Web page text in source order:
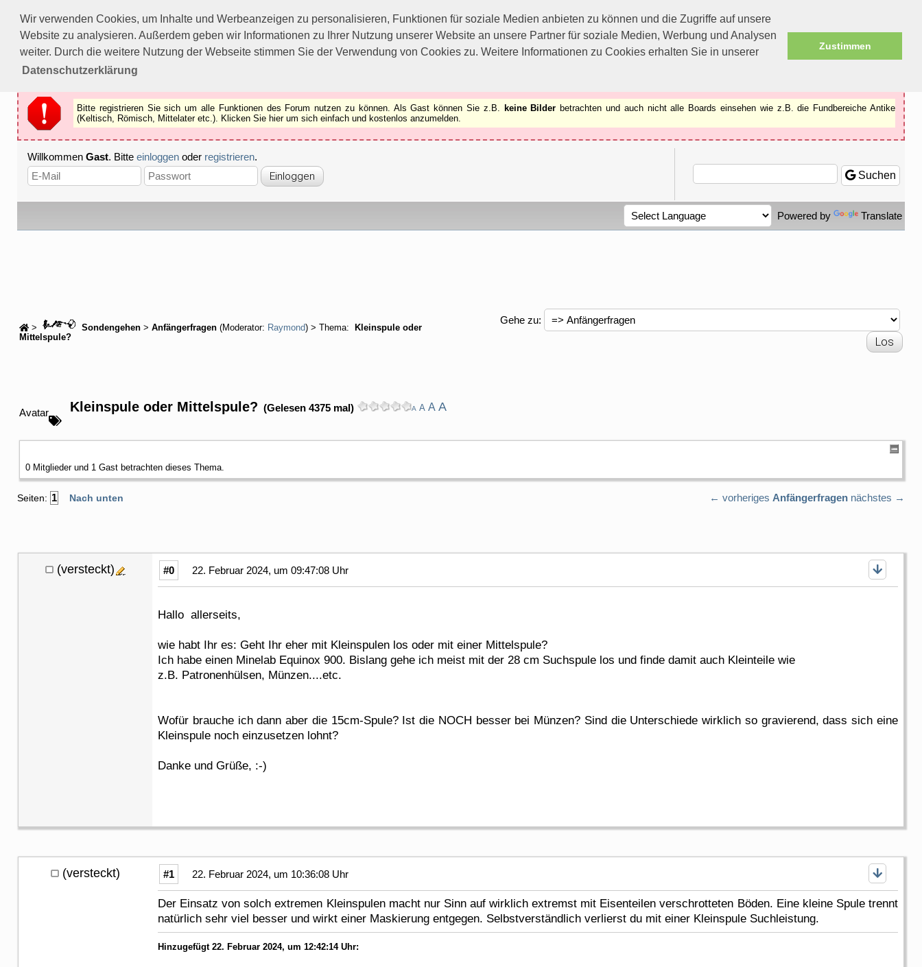
Wir verwenden Cookies, um Inhalte und Werbeanzeigen zu personalisieren, Funktionen für soziale Medien anbieten zu können und die Zugriffe auf unsere
Website zu analysieren. Außerdem geben wir Informationen zu Ihrer Nutzung unserer Website an unsere Partner für soziale Medien, Werbung und Analysen
weiter. Durch die weitere Nutzung der Webseite stimmen Sie der Verwendung von Cookies zu. Weitere Informationen zu Cookies erhalten Sie in unserer
Datenschutzerklärung
Zustimmen
Bitte registrieren Sie sich um alle Funktionen des Forums nutzen zu können.
Als Gast können Sie z.B.keine Bilderbetrachten.
Registrieren
Schliessen
Bitte registrieren Sie sich um alle Funktionen des Forum nutzen zu können. Als Gast können Sie z.B. keine Bilder betrachten und auch nicht alle Boards einsehen wie z.B. die Fundbereiche Antike
(Keltisch, Römisch, Mittelater etc.). Klicken Sie hier um sich einfach und kostenlos anzumelden.
Willkommen Gast. Bitte einloggen oder registrieren.
Suchen
Powered by Translate
> Sondengehen > Anfängerfragen (Moderator: Raymond) > Thema:
Kleinspule oder
Mittelspule?
Gehe zu:
Avatar Kleinspule oder Mittelspule? (Gelesen 4375 mal) A A A A
0 Mitglieder und 1 Gast betrachten dieses Thema.
Seiten: 1 Nach unten ← vorheriges Anfängerfragen nächstes →
(versteckt) #0 22. Februar 2024, um 09:47:08 Uhr
Hallo allerseits,
wie habt Ihr es: Geht Ihr eher mit Kleinspulen los oder mit einer Mittelspule?
Ich habe einen Minelab Equinox 900. Bislang gehe ich meist mit der 28 cm Suchspule los und finde damit auch Kleinteile wie
z.B. Patronenhülsen, Münzen....etc.
Wofür brauche ich dann aber die 15cm-Spule? Ist die NOCH besser bei Münzen? Sind die Unterschiede wirklich so gravierend, dass sich eine
Kleinspule noch einzusetzen lohnt?
Danke und Grüße, :-)
(versteckt) #1 22. Februar 2024, um 10:36:08 Uhr
Der Einsatz von solch extremen Kleinspulen macht nur Sinn auf wirklich extremst mit Eisenteilen verschrotteten Böden. Eine kleine Spule trennt
natürlich sehr viel besser und wirkt einer Maskierung entgegen. Selbstverständlich verlierst du mit einer Kleinspule Suchleistung.
Hinzugefügt 22. Februar 2024, um 12:42:14 Uhr: